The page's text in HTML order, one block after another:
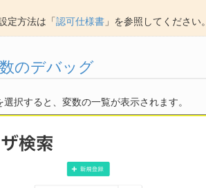
定方法は「認可仕様書 」を参照してください。
のデバッグ
選択すると、変数の一覧が表示されます。